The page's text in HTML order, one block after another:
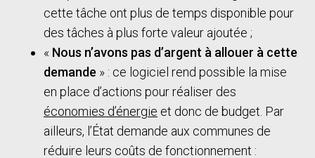
cette tâche ont plus de temps disponible pour
des tâches à plus forte valeur ajoutée ;
« Nous n’avons pas d’argent à allouer à cette
demande » : ce logiciel rend possible la mise
en place d’actions pour réaliser des
économies d’énergie et donc de budget. Par
ailleurs, l’État demande aux communes de
réduire leurs coûts de fonctionnement :